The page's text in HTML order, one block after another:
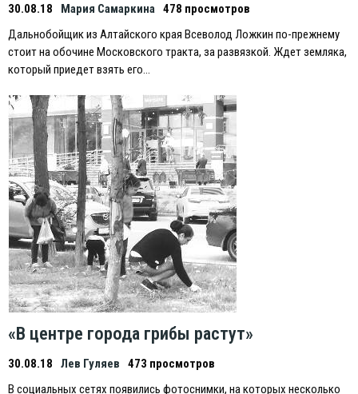
30.08.18 Мария Самаркина 478 просмотров
Дальнобойщик из Алтайского края Всеволод Ложкин по-прежнему
стоит на обочине Московского тракта, за развязкой. Ждет земляка,
который приедет взять его…
«В центре города грибы растут»
30.08.18 Лев Гуляев
473 просмотров
В социальных сетях появились фотоснимки, на которых несколько